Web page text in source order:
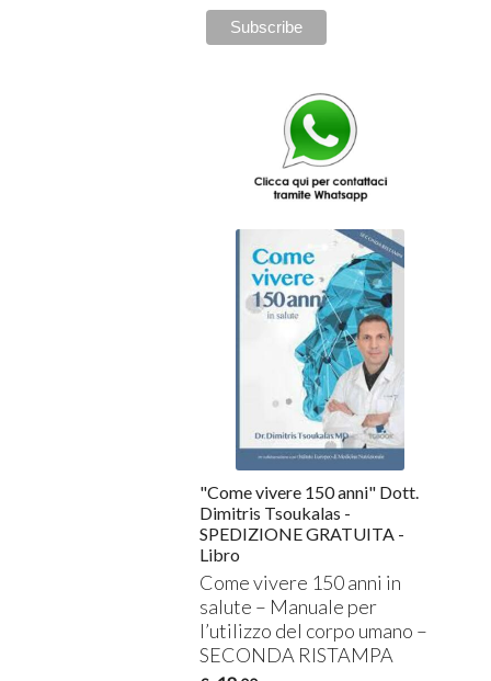
"Come vivere 150 anni" Dott.
Dimitris Tsoukalas -
SPEDIZIONE GRATUITA -
Libro
Come vivere 150 anni in
salute – Manuale per
l’utilizzo del corpo umano –
SECONDA RISTAMPA